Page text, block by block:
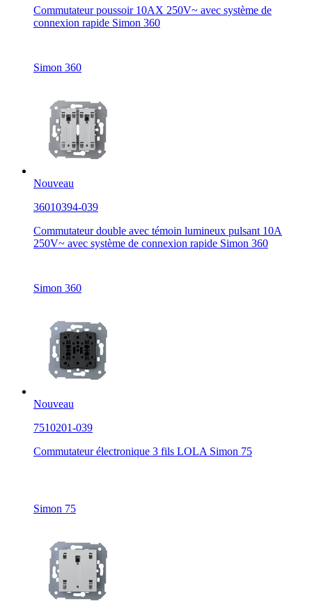
Commutateur poussoir 10AX 250V~ avec système de
connexion rapide Simon 360
Simon 360
Nouveau
36010394-039
Commutateur double avec témoin lumineux pulsant 10A
250V~ avec système de connexion rapide Simon 360
Simon 360
Nouveau
7510201-039
Commutateur électronique 3 fils LOLA Simon 75
Simon 75